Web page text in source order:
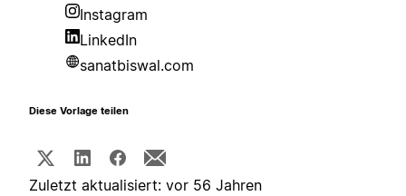
Instagram
LinkedIn
sanatbiswal.com
Diese Vorlage teilen
Zuletzt aktualisiert: vor 56 Jahren